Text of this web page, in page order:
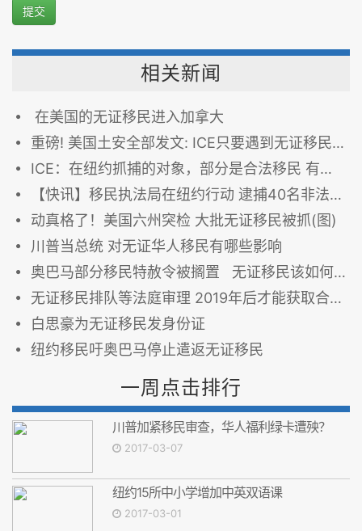
提交
相关新闻
在美国的无证移民进入加拿大
重磅! 美国土安全部发文: ICE只要遇到无证移民就逮捕、遣返！
ICE：在纽约抓捕的对象，部分是合法移民 有犯罪前科
【快讯】移民执法局在纽约行动 逮捕40名非法移民
动真格了！美国六州突检 大批无证移民被抓(图)
川普当总统 对无证华人移民有哪些影响
奥巴马部分移民特赦令被搁置 无证移民该如何圆美国梦
无证移民排队等法庭审理 2019年后才能获取合法身份
白思豪为无证移民发身份证
纽约移民吁奥巴马停止遣返无证移民
一周点击排行
川普加紧移民审查，华人福利绿卡遭殃？
2017-03-07
纽约15所中小学增加中英双语课
2017-03-01